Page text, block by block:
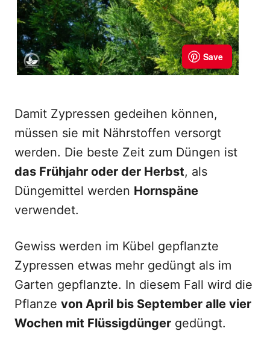
Damit Zypressen gedeihen können,
müssen sie mit Nährstoffen versorgt
werden. Die beste Zeit zum Düngen ist
das Frühjahr oder der Herbst, als
Düngemittel werden Hornspäne
verwendet.
Gewiss werden im Kübel gepflanzte
Zypressen etwas mehr gedüngt als im
Garten gepflanzte. In diesem Fall wird die
Pflanze von April bis September alle vier
Wochen mit Flüssigdünger gedüngt.